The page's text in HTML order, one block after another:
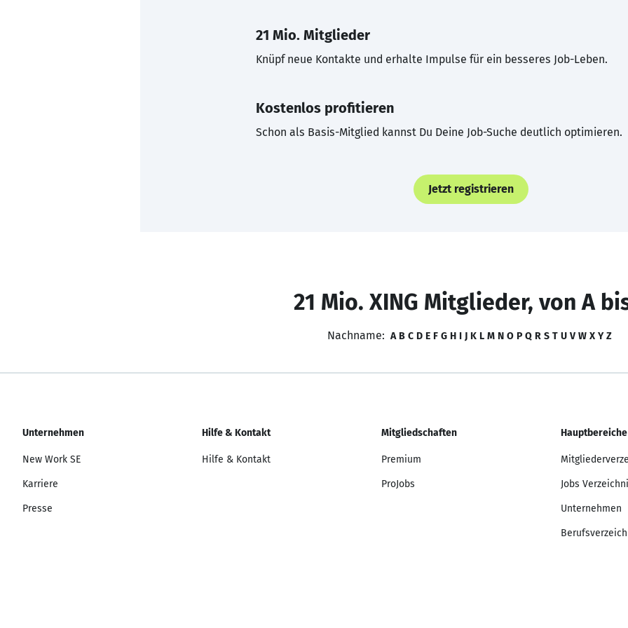
21 Mio. Mitglieder
Knüpf neue Kontakte und erhalte Impulse für ein besseres Job-Leben.
Kostenlos profitieren
Schon als Basis-Mitglied kannst Du Deine Job-Suche deutlich optimieren.
Jetzt registrieren
21 Mio. XING Mitglieder, von A
Nachname: A B C D E F G H I J K L M N O P Q R S T U V W X Y Z
Unternehmen
New Work SE
Karriere
Presse
Hilfe & Kontakt
Hilfe & Kontakt
Mitgliedschaften
Premium
ProJobs
Hauptbereiche
Jobs
Unternehmen